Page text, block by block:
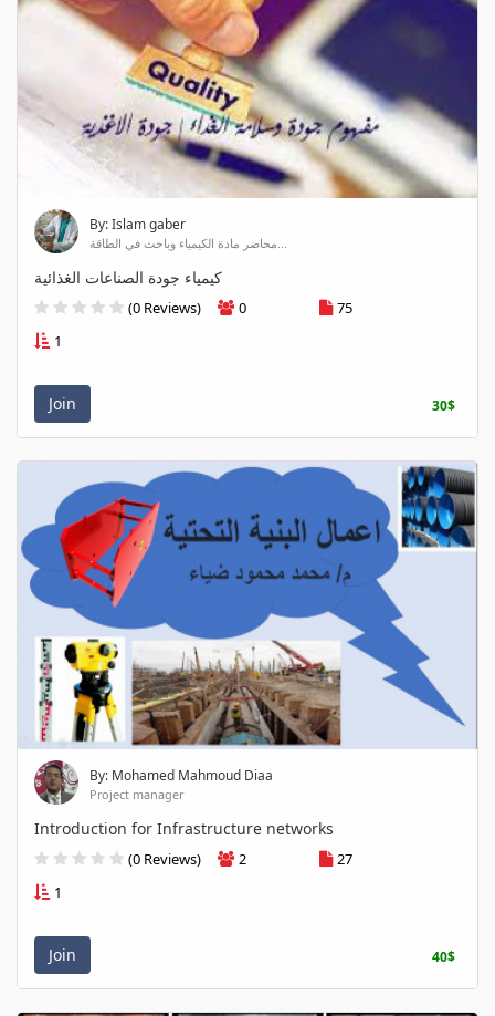
By: Islam gaber
كيمياء جودة الصناعات الغذائية
(0 Reviews) 0
75
1
Join 30$
By: Mohamed Mahmoud Diaa
Project manager
Introduction for Infrastructure networks
(0 Reviews) 2
27
1
Join 40$